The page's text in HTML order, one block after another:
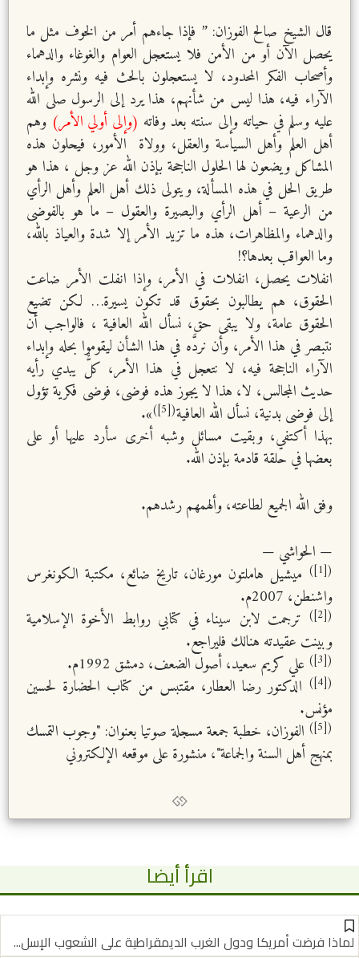
قال الشيخ صالح الفوزان: ” فإذا جاءهم أمر من الخوف مثل ما
يحصل الآن أو من الأمن فلا يستعجل العوام والغوغاء والدهماء
وأصحاب الفكر المحدود، لا يستعجلون بالحث فيه ونشره وإبداء
الآراء فيه، هذا ليس من شأنهم، هذا يرد إلى الرسول صلى الله
عليه وسلم في حياته وإلى سنته بعد وفاته (وإلى أولي الأمر) وهم
أهل العلم وأهل السياسة والعقل، وولاة الأمور، فيحلون هذه
المشاكل ويضعون لها الحلول الناجحة بإذن الله عز وجل ، هذا هو
طريق الحل في هذه المسألة، ويتولى ذلك أهل العلم وأهل الرأي
من الرعية – أهل الرأي والبصيرة والعقول – ما هو بالفوضى
والدهماء والمظاهرات، هذه ما تزيد الأمر إلا شدة والعياذ بالله،
وما العواقب بعدها؟!
انفلات يحصل، انفلات في الأمر، وإذا انفلت الأمر ضاعت
الحقوق، هم يطالبون بحقوق قد تكون يسيرة… لكن تضيع
الحقوق عامة، ولا يبقى حق، نسأل الله العافية ، فالواجب أن
نتبصر في هذا الأمر، وأن نردَّه في هذا الشأن ليقوموا بحله وإبداء
الآراء الناجحة فيه، لا نتعجل في هذا الأمر، كلٌّ يبدي رأيه
حديث المجالس، لا، هذا لا يجوز هذه فوضى، فوضى فكرية تؤول
إلى فوضى بدنية، نسأل الله العافية([5])
».
بهذا أكتفي، وبقيت مسائل وشبه أخرى سأرد عليها أو على
بعضها في حلقة قادمة بإذن الله.
وفق الله الجميع لطاعته، وألهمهم رشدهم.
— الحواشي —
([1])
ميشيل هاملتون مورغان، تاريخ ضائع، مكتبة الكونغرس
واشنطن، 2007م.
([2])
ترجمت لابن سيناء في كتابي روابط الأخوة الإسلامية
وبينت عقيدته هنالك فليراجع.
([3]) علي كريم سعيد، أصول الضعف، دمشق 1992م.
([4])
الدكتور رضا العطار، مقتبس من كتاب الحضارة لحسين
مؤنس.
([5])
الفوزان، خطبة جمعة مسجلة صوتيا بعنوان: "وجوب التمسك
بمنهج أهل السنة والجماعة"، منشورة على موقعه الإلكتروني
اقرأ أيضا
لماذا فرضت أمريكا ودول الغرب الديمقراطية على الشعوب الإسل...